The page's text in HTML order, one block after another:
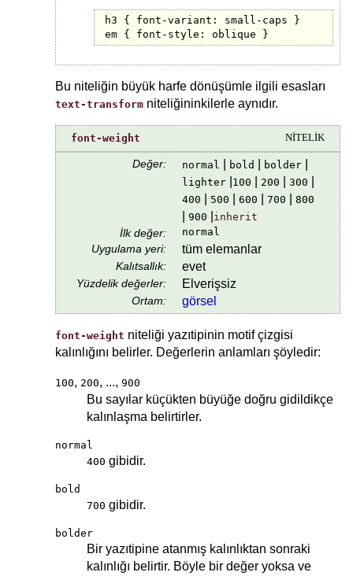
h3 { font-variant: small-caps }
em { font-style: oblique }
Bu niteliğin büyük harfe dönüşümle ilgili esasları
text-transform niteliğininkilerle aynıdır.
font-weight NİTELİK
Değer: normal bold bolder
lighter 100 200 300
400 500 600 700 800
900 inherit
İlk değer: normal
Uygulama yeri: tüm elemanlar
Kalıtsallık: evet
Yüzdelik değerler: Elverişsiz
Ortam: görsel
font-weight niteliği yazıtipinin motif çizgisi
kalınlığını belirler. Değerlerin anlamları şöyledir:
100, 200, ..., 900
Bu sayılar küçükten büyüğe doğru gidildikçe
kalınlaşma belirtirler.
normal
400 gibidir.
bold
700 gibidir.
bolder
Bir yazıtipine atanmış kalınlıktan sonraki
kalınlığı belirtir. Böyle bir değer yoksa ve